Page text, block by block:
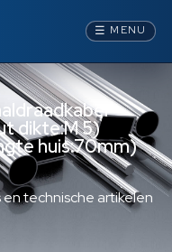
☰ MENU
dikte:M 5)
huis:70mm)
technische artikelen